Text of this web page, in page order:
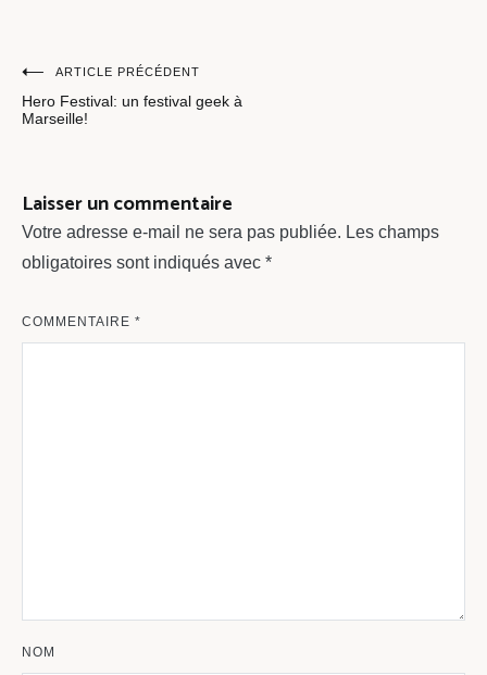
Navigation
de
ARTICLE PRÉCÉDENT
Hero Festival: un festival geek à
Marseille!
Laisser un commentaire
Votre adresse e-mail ne sera pas publiée. Les champs
obligatoires sont indiqués avec *
COMMENTAIRE *
NOM